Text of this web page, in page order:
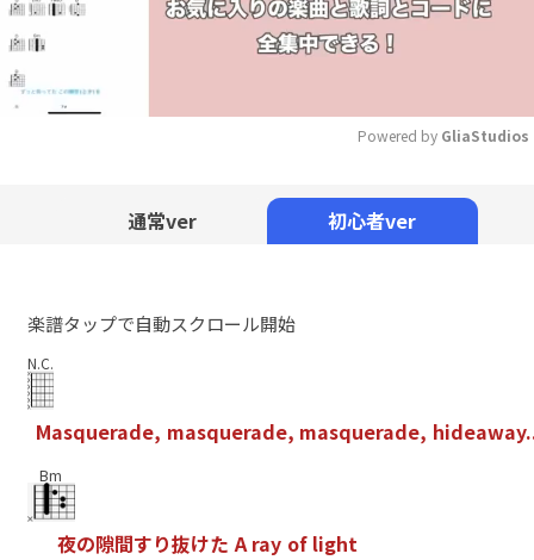
Powered by GliaStudios
通常ver 初心者ver
楽譜タップで自動スクロール開始
N.C.
Masquerade, masquerade, masquerade, hideaway.
Bm
夜の隙間すり抜けた A ray of light